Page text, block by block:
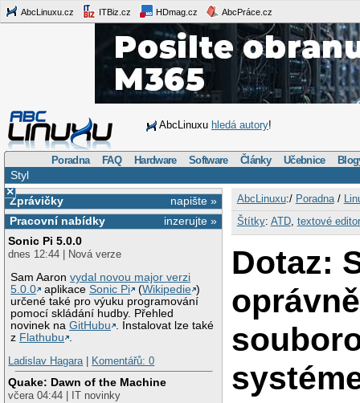
AbcLinuxu.cz ITBiz.cz HDmag.cz AbcPráce.cz
AbcLinuxu hledá autory!
Poradna FAQ Hardware Software Články Učebnice
Styl
×
napište »
Zprávičky
inzerujte »
Pracovní nabídky
Sonic Pi 5.0.0
dnes 12:44 | Nová verze
Sam Aaronvydal novou major verzi
5.0.0
aplikaceSonic Pi (Wikipedie )
určené také pro výuku programování
pomocí skládání hudby. Přehled
novinek naGitHubu
. Instalovat lze také
z Flathubu
Ladislav Hagara| Komentářů: 0
Quake: Dawn of the Machine
včera 04:44 | IT novinky
AbcLinuxu:/ Poradna/
Štítky: ATD, textové
Dotaz: